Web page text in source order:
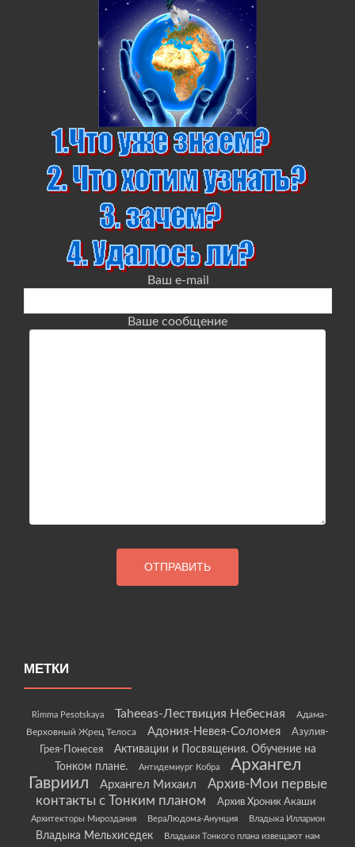
Ваш e-mail
Ваше сообщение
МЕТКИ
Rimma Pesotskaya Taheeas-Лествиция Небесная
Адама-
Верховный Жрец Телоса
Адония-Невея-Соломея
Азулия-
Грея-Понесея
Активации и Посвящения. Обучение на
Тонком плане.
Антидемиург Кобра
Архангел
Гавриил
Архангел Михаил
Архив-Мои первые
контакты с Тонким планом
Архив Хроник Акаши
Архитекторы Мироздания ВераЛюдома-Анунция Владыка Илларион
Владыка Мельхиседек Владыки Тонкого плана извещают нам